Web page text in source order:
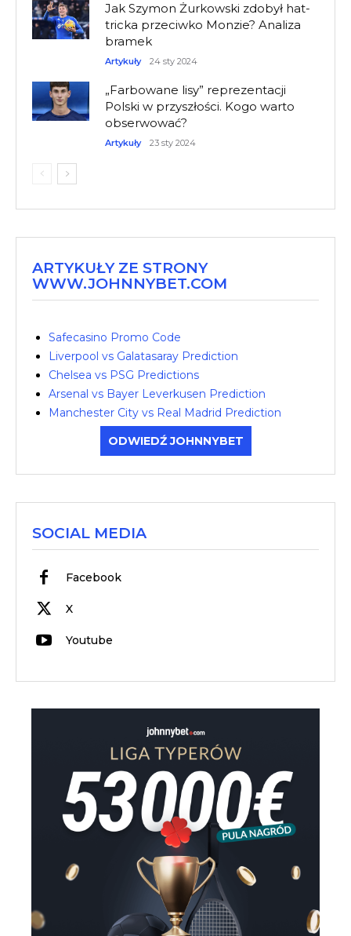
Jak Szymon Żurkowski zdobył hat-
tricka przeciwko Monzie? Analiza
bramek
Artykuły 24 sty 2024
„Farbowane lisy” reprezentacji
Polski w przyszłości. Kogo warto
obserwować?
Artykuły 23 sty 2024
ARTYKUŁY ZE STRONY
WWW.JOHNNYBET.COM
Safecasino Promo Code
Liverpool vs Galatasaray Prediction
Chelsea vs PSG Predictions
Arsenal vs Bayer Leverkusen Prediction
Manchester City vs Real Madrid Prediction
ODWIEDŹ JOHNNYBET
SOCIAL MEDIA
Facebook
X
Youtube